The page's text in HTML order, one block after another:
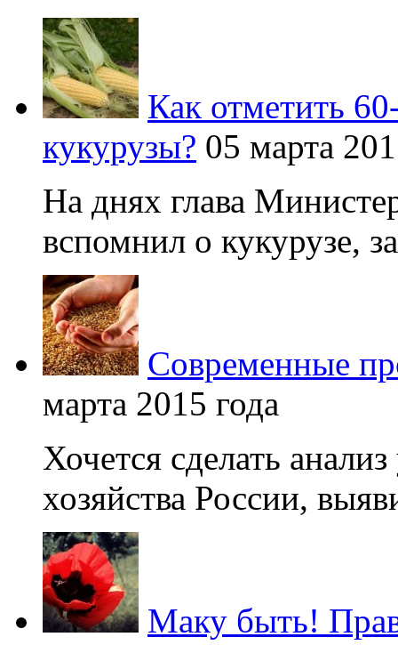
Как отметить
кукурузы? 05 марта
На днях глава
вспомнил о кукурузе,
Современные
марта 2015 года
Хочется сделать
хозяйства России,
Маку быть!